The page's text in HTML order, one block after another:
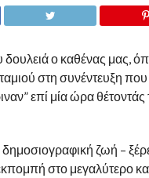
δουλειά ο καθένας μας,
στη συνέντευξη
επί μία ώρα
ζωή –
στο μεγαλύτερο